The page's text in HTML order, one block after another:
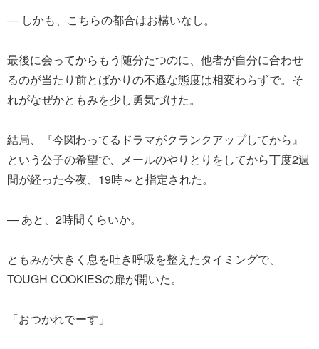
― しかも、こちらの都合はお構いなし。
最後に会ってからもう随分たつのに、他者が自分に合わせ
るのが当たり前とばかりの不遜な態度は相変わらずで。そ
れがなぜかともみを少し勇気づけた。
結局、『今関わってるドラマがクランクアップしてから』
という公子の希望で、メールのやりとりをしてから丁度2週
間が経った今夜、19時～と指定された。
― あと、2時間くらいか。
ともみが大きく息を吐き呼吸を整えたタイミングで、
TOUGH COOKIESの扉が開いた。
「おつかれでーす」